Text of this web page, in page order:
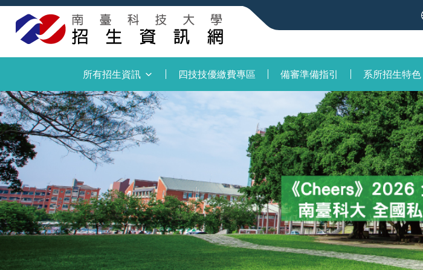
所有招生資訊 四技技優繳費專區 備審準備指引 系所招生特色